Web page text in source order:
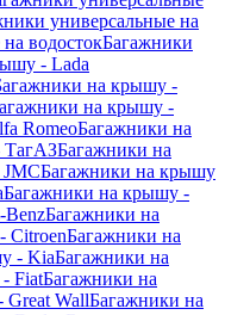
универсальные на
водостокБагажники
- Lada
на крышу -
на крышу -
RomeoБагажники на
ТагАЗБагажники на
Багажники на крышу
Багажники на крышу -
BenzБагажники на
CitroenБагажники на
- KiaБагажники на
FiatБагажники на
WallБагажники на